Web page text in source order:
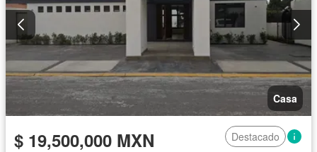
Casa
$ 19,500,000 MXN
Destacado